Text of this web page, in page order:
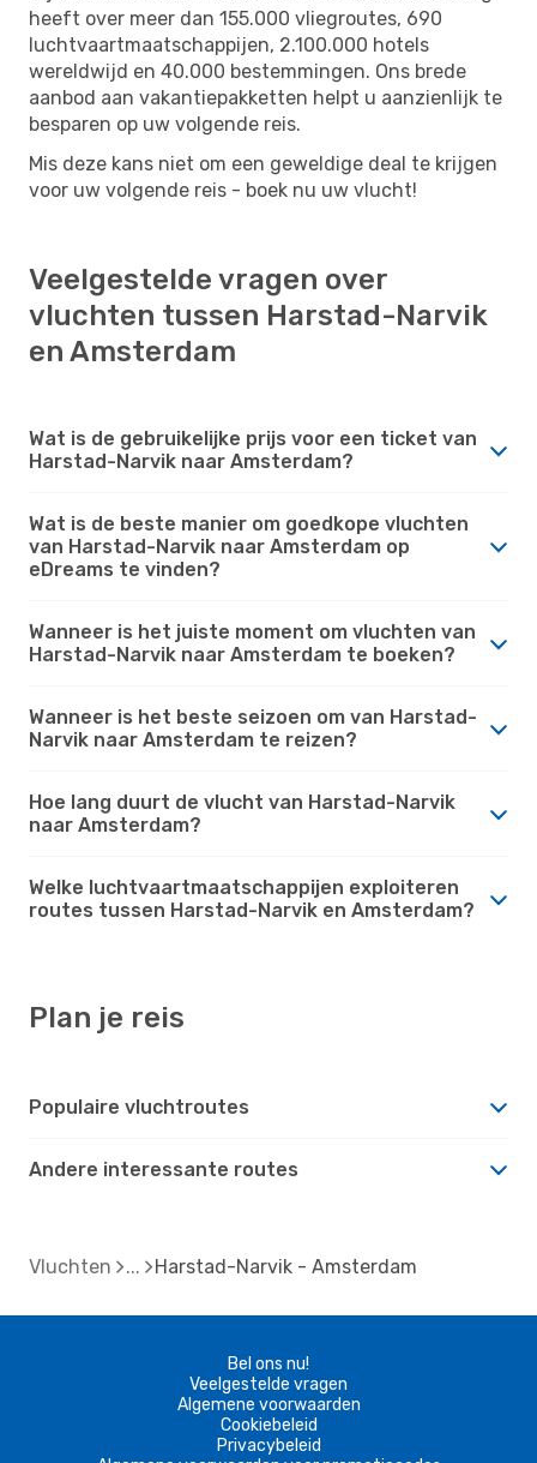
heeft over meer dan 155.000 vliegroutes, 690
luchtvaartmaatschappijen, 2.100.000 hotels
wereldwijd en 40.000 bestemmingen. Ons brede
aanbod aan vakantiepakketten helpt u aanzienlijk te
besparen op uw volgende reis.
Mis deze kans niet om een ​​geweldige deal te krijgen
voor uw volgende reis - boek nu uw vlucht!
Veelgestelde vragen over
vluchten tussen Harstad-Narvik
en Amsterdam
Wat is de gebruikelijke prijs voor een ticket van
Harstad-Narvik naar Amsterdam?
Wat is de beste manier om goedkope vluchten
van Harstad-Narvik naar Amsterdam op
eDreams te vinden?
Wanneer is het juiste moment om vluchten van
Harstad-Narvik naar Amsterdam te boeken?
Wanneer is het beste seizoen om van Harstad-
Narvik naar Amsterdam te reizen?
Hoe lang duurt de vlucht van Harstad-Narvik
naar Amsterdam?
Welke luchtvaartmaatschappijen exploiteren
routes tussen Harstad-Narvik en Amsterdam?
Plan je reis
Populaire vluchtroutes
Andere interessante routes
Vluchten Harstad-Narvik - Amsterdam
Bel ons nu!
Veelgestelde vragen
Algemene voorwaarden
Cookiebeleid
Privacybeleid